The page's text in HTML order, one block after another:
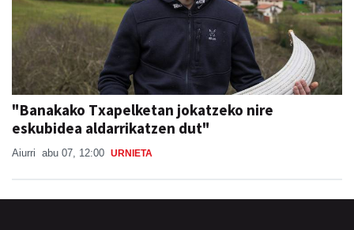
"Banakako Txapelketan jokatzeko nire
eskubidea aldarrikatzen dut"
Aiurri abu 07, 12:00 URNIETA